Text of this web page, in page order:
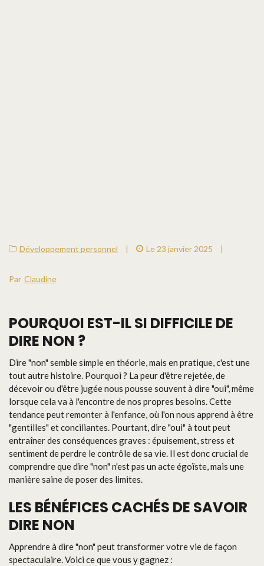
Développement personnel | Le 23 janvier 2025 |
Par Claudine
POURQUOI EST-IL SI DIFFICILE DE
DIRE NON ?
Dire "non" semble simple en théorie, mais en pratique, c'est une
tout autre histoire. Pourquoi ? La peur d'être rejetée, de
décevoir ou d'être jugée nous pousse souvent à dire "oui", même
lorsque cela va à l'encontre de nos propres besoins. Cette
tendance peut remonter à l'enfance, où l'on nous apprend à être
"gentilles" et conciliantes. Pourtant, dire "oui" à tout peut
entraîner des conséquences graves : épuisement, stress et
sentiment de perdre le contrôle de sa vie. Il est donc crucial de
comprendre que dire "non" n'est pas un acte égoïste, mais une
manière saine de poser des limites.
LES BÉNÉFICES CACHÉS DE SAVOIR
DIRE NON
Apprendre à dire "non" peut transformer votre vie de façon
spectaculaire. Voici ce que vous y gagnez :